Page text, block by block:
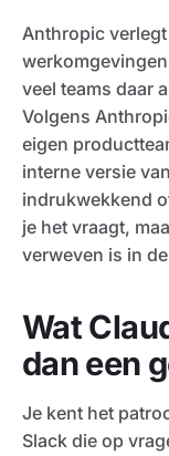
Anthropic
veel teams daar
Volgens
eigen
interne versie
indrukwekkend
je het vraagt,
verweven is in
Wat
dan een
Je kent het
Slack die op